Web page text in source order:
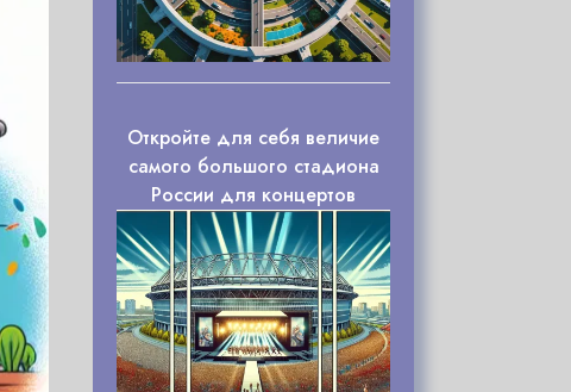
Откройте для себя величие
самого большого стадиона
России для концертов